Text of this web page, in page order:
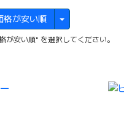
格が安い順
が安い順" を選択してください。